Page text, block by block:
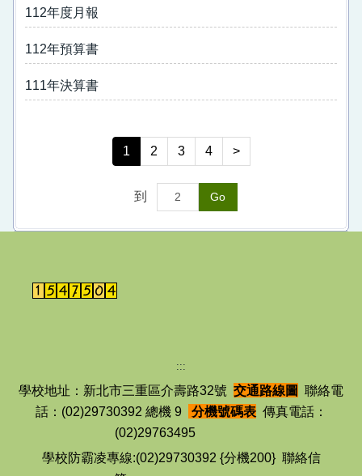
112年度月報
112年預算書
111年決算書
1 2 3 4 >
到 Go
:::
學校地址：新北市三重區介壽路32號 交通路線圖 聯絡電
話：(02)29730392 總機 9
分機號碼表 傳真電話：
(02)29763495
學校防霸凌專線:(02)29730392 {分機200} 聯絡信